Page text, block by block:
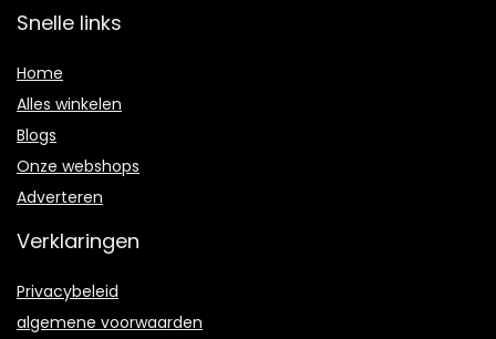
Snelle links
Home
Alles winkelen
Blogs
Onze webshops
Adverteren
Verklaringen
Privacybeleid
algemene voorwaarden